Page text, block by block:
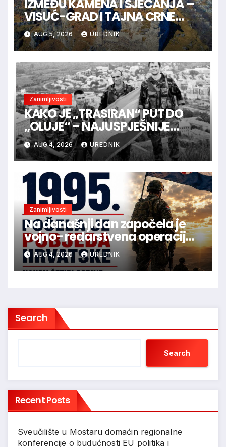
IZMEĐU KAMENA I SJEĆANJA –
VISUĆ-GRAD I TAJNA CRNE
KRALJICE
AUG 5, 2026 UREDNIK
Zanimljivosti
KAKO JE „TRASIRAN“ PUT DO
„OLUJE“ – NAJUSPJEŠNIJE
VOJNE OPERACIJE U
HRVATSKOJ POVIJESTI
AUG 4, 2026 UREDNIK
Zanimljivosti
Na današnji dan započela je
vojno- redarstvena operacija
Oluja
AUG 4, 2026 UREDNIK
Search
Search
Recent Posts
Sveučilište u Mostaru domaćin regionalne
konferencije o budućnosti EU politika i